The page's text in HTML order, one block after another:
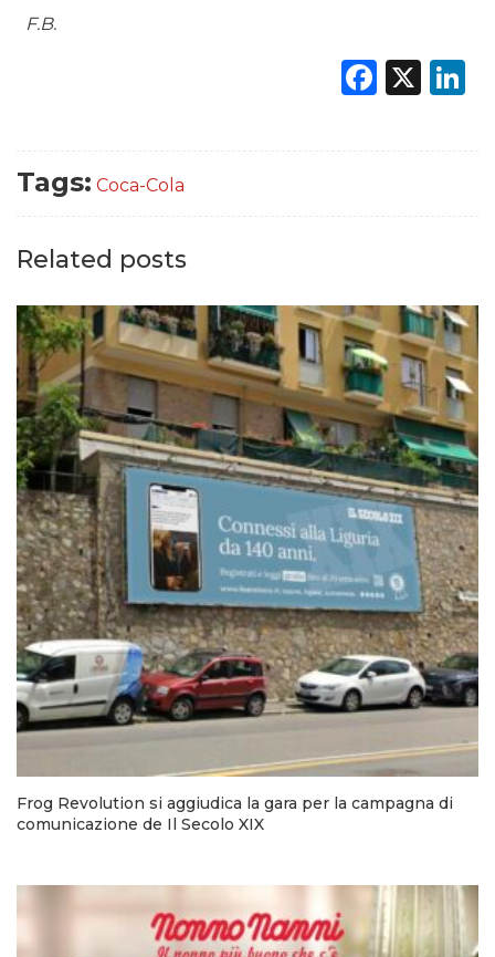
F.B.
X
Tags: Coca-Cola
Related posts
Frog Revolution si aggiudica la gara per la campagna di
comunicazione de Il Secolo XIX